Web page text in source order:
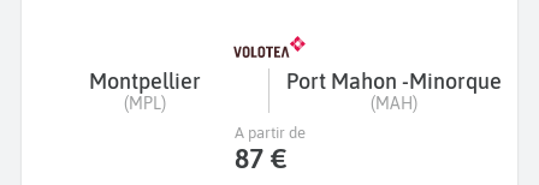
Montpellier
(MPL)
Port Mahon -Minorque
(MAH)
A partir de
87 €